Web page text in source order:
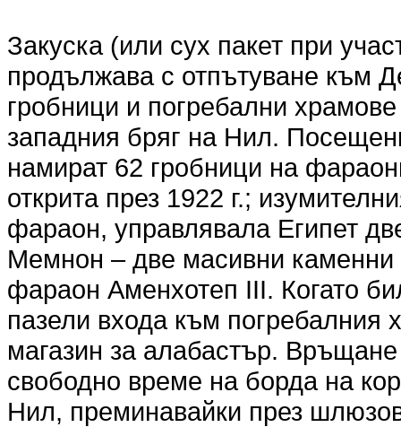
Закуска (или сух пакет при
продължава с отпътуване към
гробници и погребални
западния бряг на Нил.
намират 62 гробници на
открита през 1922 г.;
фараон, управлявала Египет
Мемнон – две масивни каменни
фараон Аменхотеп III. Когато
пазели входа към
магазин за алабастър.
свободно време на борда на
Нил, преминавайки през